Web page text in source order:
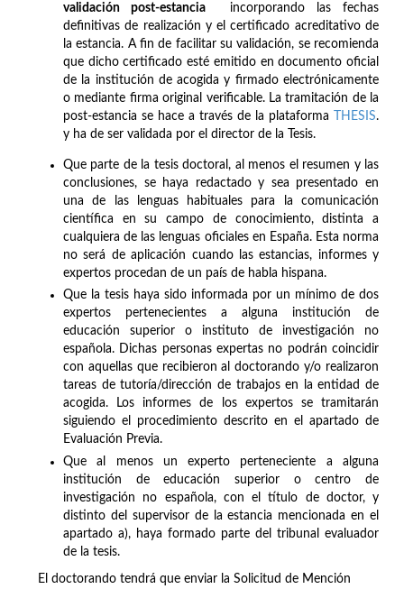
validación post-estancia incorporando las fechas
definitivas de realización y el certificado acreditativo de
la estancia. A fin de facilitar su validación, se recomienda
que dicho certificado esté emitido en documento oficial
de la institución de acogida y firmado electrónicamente
o mediante firma original verificable. La tramitación de la
post-estancia se hace a través de la plataforma
THESIS.
y ha de ser validada por el director de la Tesis.
Que parte de la tesis doctoral, al menos el resumen y las
conclusiones, se haya redactado y sea presentado en
una de las lenguas habituales para la comunicación
científica en su campo de conocimiento, distinta a
cualquiera de las lenguas oficiales en España. Esta norma
no será de aplicación cuando las estancias, informes y
expertos procedan de un país de habla hispana.
Que la tesis haya sido informada por un mínimo de dos
expertos pertenecientes a alguna institución de
educación superior o instituto de investigación no
española. Dichas personas expertas no podrán coincidir
con aquellas que recibieron al doctorando y/o realizaron
tareas de tutoría/dirección de trabajos en la entidad de
acogida. Los informes de los expertos se tramitarán
siguiendo el procedimiento descrito en el apartado de
Evaluación Previa.
Que al menos un experto perteneciente a alguna
institución de educación superior o centro de
investigación no española, con el título de doctor, y
distinto del supervisor de la estancia mencionada en el
apartado a), haya formado parte del tribunal evaluador
de la tesis.
El doctorando tendrá que enviar la Solicitud de Mención